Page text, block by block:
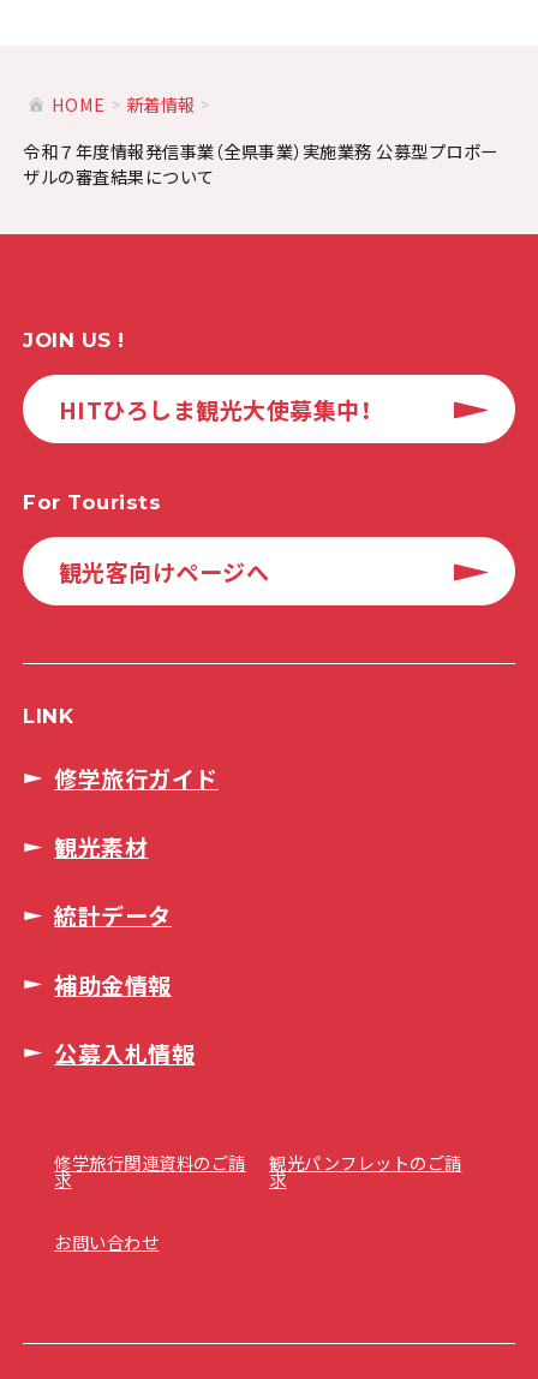
HOME
新着情報
令和７年度情報発信事業（全県事業）実施業務 公募型プロポー
ザルの審査結果について
JOIN US !
HITひろしま観光大使募集中！
For Tourists
観光客向けページへ
LINK
修学旅行ガイド
観光素材
統計データ
補助金情報
公募入札情報
修学旅行関連資料のご請
求
観光パンフレットのご請
求
お問い合わせ